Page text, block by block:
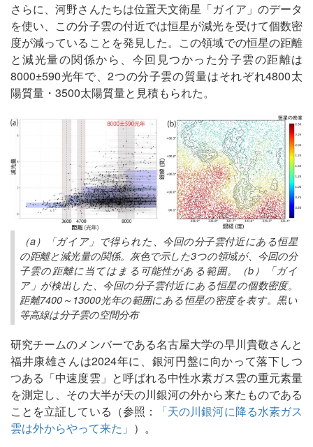
さらに、河野さんたちは位置天文衛星「ガイア」のデータ
を使い、この分子雲の付近では恒星が減光を受けて個数密
度が減っていることを発見した。この領域での恒星の距離
と減光量の関係から、今回見つかった分子雲の距離は
8000±590光年で、2つの分子雲の質量はそれぞれ4800太
陽質量・3500太陽質量と見積もられた。
（a）「ガイア」で得られた、今回の分子雲付近にある恒星
の距離と減光量の関係。灰色で示した3つの領域が、今回の分
子雲の距離に当てはまる可能性がある範囲。（b）「ガイ
ア」が検出した、今回の分子雲付近にある恒星の個数密度。
距離7400～13000光年の範囲にある恒星の密度を表す。黒い
等高線は分子雲の空間分布
研究チームのメンバーである名古屋大学の早川貴敬さんと
福井康雄さんは2024年に、銀河円盤に向かって落下しつ
つある「中速度雲」と呼ばれる中性水素ガス雲の重元素量
を測定し、その大半が天の川銀河の外から来たものである
ことを立証している（参照：
「天の川銀河に降る水素ガス
雲は外からやって来た」 ）。